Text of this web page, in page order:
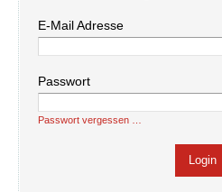
E-Mail Adresse
Passwort
Passwort vergessen …